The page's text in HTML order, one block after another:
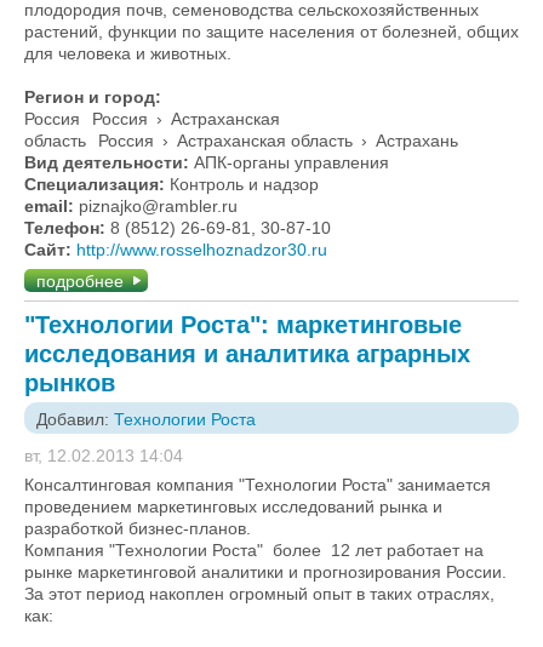
плодородия почв, семеноводства сельскохозяйственных
растений, функции по защите населения от болезней, общих
для человека и животных.
Регион и город:
Россия
Россия › Астраханская
область
Россия › Астраханская область › Астрахань
Вид деятельности: АПК-органы управления
Специализация: Контроль и надзор
email: piznajko@rambler.ru
Телефон: 8 (8512) 26-69-81, 30-87-10
Сайт: http://www.rosselhoznadzor30.ru
подробнее
"Технологии Роста": маркетинговые
исследования и аналитика аграрных
рынков
Добавил: Технологии Роста
вт, 12.02.2013 14:04
Консалтинговая компания "Технологии Роста" занимается
проведением маркетинговых исследований рынка и
разработкой бизнес-планов.
Компания "Технологии Роста" более 12 лет работает на
рынке маркетинговой аналитики и прогнозирования России.
За этот период накоплен огромный опыт в таких отраслях,
как: